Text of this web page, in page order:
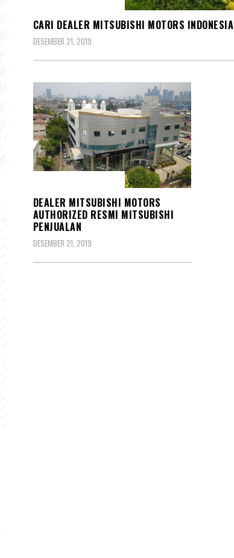
CARI DEALER MITSUBISHI MOTORS INDONESIA
DESEMBER 21, 2019
DEALER MITSUBISHI MOTORS
AUTHORIZED RESMI MITSUBISHI
PENJUALAN
DESEMBER 21, 2019